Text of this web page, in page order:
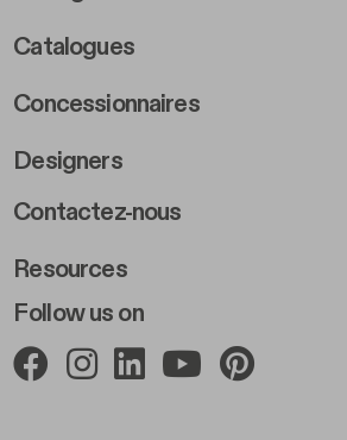
Follow us on
Catalogues
Concessionnaires
Designers
Footer Right 2
Contactez-nous
Resources